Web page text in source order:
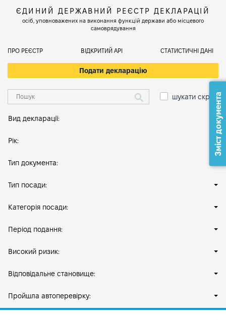
ЄДИНИЙ ДЕРЖАВНИЙ РЕЄСТР ДЕКЛАРАЦІЙ
осіб, уповноважених на виконання функцій держави або місцевого
самоврядування
ПРО РЕЄСТР ВІДКРИТИЙ АРІ СТАТИСТИЧНІ ДАНІ
Подати декларацію
шукати скрізь
Вид декларації:
Рік:
Тип документа:
Тип посади:
Категорія посади:
Період подання:
Високий ризик:
Відповідальне становище:
Пройшла автоперевірку:
Зміст документа